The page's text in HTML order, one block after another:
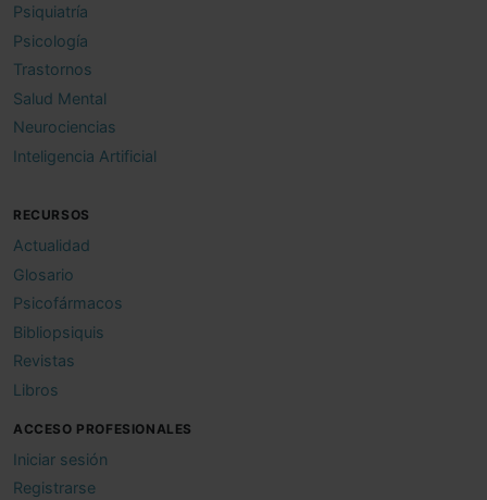
Psiquiatría
Psicología
Trastornos
Salud Mental
Neurociencias
Inteligencia Artificial
RECURSOS
Actualidad
Glosario
Psicofármacos
Bibliopsiquis
Revistas
Libros
ACCESO PROFESIONALES
Iniciar sesión
Registrarse